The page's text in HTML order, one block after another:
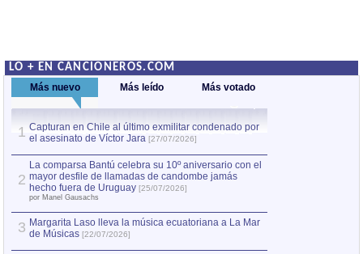
LO + EN CANCIONEROS.COM
Más nuevo Más leído Más votado
1 Capturan en Chile al último exmilitar condenado por
el asesinato de Víctor Jara [27/07/2026]
2
La comparsa Bantú celebra su 10º aniversario con el
mayor desfile de llamadas de candombe jamás
hecho fuera de Uruguay [25/07/2026]
por Manel Gausachs
3 Margarita Laso lleva la música ecuatoriana a La Mar
de Músicas [22/07/2026]